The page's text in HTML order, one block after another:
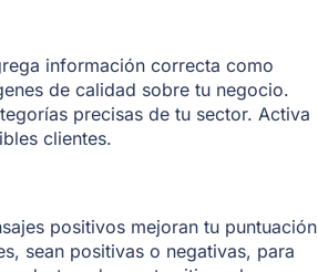
información correcta como
de calidad sobre tu negocio.
precisas de tu sector. Activa
clientes.
positivos mejoran tu puntuación
sean positivas o negativas, para